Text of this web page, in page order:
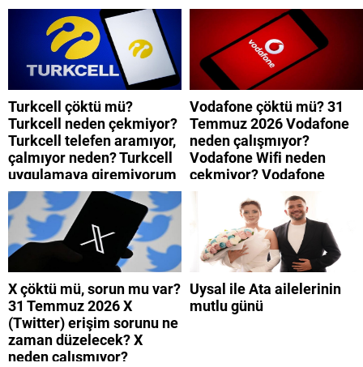
Turkcell çöktü mü?
Turkcell neden çekmiyor?
Turkcell telefen aramıyor,
çalmıyor neden? Turkcell
uygulamaya giremiyorum
neden? Turkcell internet
neden yavaş?
Vodafone çöktü mü? 31
Temmuz 2026 Vodafone
neden çalışmıyor?
Vodafone Wifi neden
çekmiyor? Vodafone
mobil uygulamaya neden
giremiyorum?
X çöktü mü, sorun mu var?
31 Temmuz 2026 X
(Twitter) erişim sorunu ne
zaman düzelecek? X
neden çalışmıyor?
Uysal ile Ata ailelerinin
mutlu günü